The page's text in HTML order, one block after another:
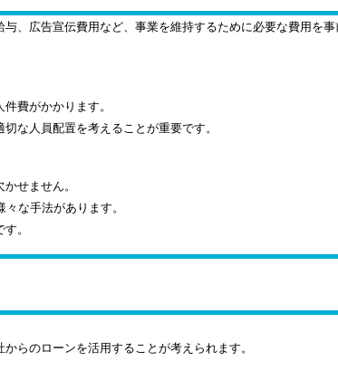
、広告宣伝費用など、事業を維持するために必要な費用を事
費がかかります。
な人員配置を考えることが重要です。
せません。
な手法があります。
。
らのローンを活用することが考えられます。